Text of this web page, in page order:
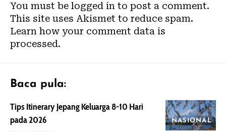
You must be logged in to post a comment.
This site uses Akismet to reduce spam.
Learn how your comment data is
processed.
Baca pula:
NASIONAL
Tips Itinerary Jepang Keluarga 8-10 Hari
pada 2026